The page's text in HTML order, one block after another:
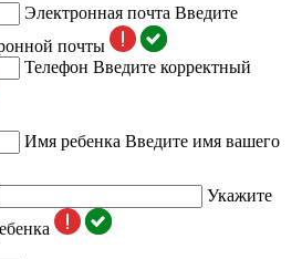
Электронная почта Введите
почты
Телефон Введите корректный
Имя ребенка Введите имя вашего
Укажите